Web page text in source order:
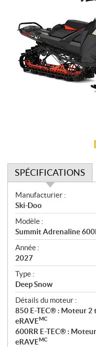
SPÉCIFICATIONS
S
p
é
c
i
f
i
c
a
t
i
o
n
s
Manufacturier :
Ski-Doo
Modèle :
Summit Adrenaline
Année :
2027
Type :
Deep Snow
Détails du moteur :
850 E-TEC® : Moteur 2
eRAVEMC
600RR E-TEC® :
eRAVEMC